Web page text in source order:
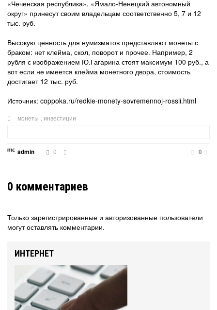
«Чеченская республика», «Ямало-Ненецкий автономный
округ» принесут своим владельцам соответственно 5, 7 и 12
тыс. руб.
Высокую ценность для нумизматов представляют монеты с
браком: нет клейма, скол, поворот и прочее. Например, 2
рубля с изображением Ю.Гагарина стоят максимум 100 руб., а
вот если не имеется клейма монетного двора, стоимость
достигает 12 тыс. руб.
Источник: coppoka.ru/redkie-monety-sovremennoj-rossii.html
монеты инвестиции
admin 0 0
0 комментариев
Только зарегистрированные и авторизованные пользователи
могут оставлять комментарии.
ИНТЕРНЕТ